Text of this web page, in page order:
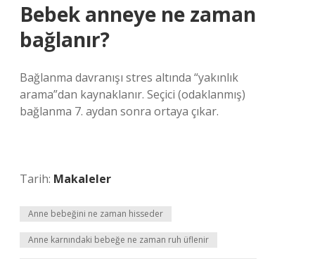
Bebek anneye ne zaman
bağlanır?
Bağlanma davranışı stres altında “yakınlık
arama”dan kaynaklanır. Seçici (odaklanmış)
bağlanma 7. aydan sonra ortaya çıkar.
Tarih: Makaleler
Anne bebeğini ne zaman hisseder
Anne karnındaki bebeğe ne zaman ruh üflenir